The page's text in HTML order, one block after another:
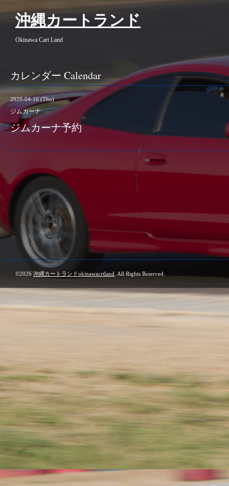
沖縄カートランド
Okinawa Cart Land
カレンダー Calendar
2020-04-16 (Thu)
ジムカーナ
ジムカーナ予約
©2026 沖縄カートランドokinawacrtland . All Rights Reserved.